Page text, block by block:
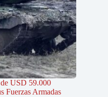
USD 59.000
Fuerzas Armadas